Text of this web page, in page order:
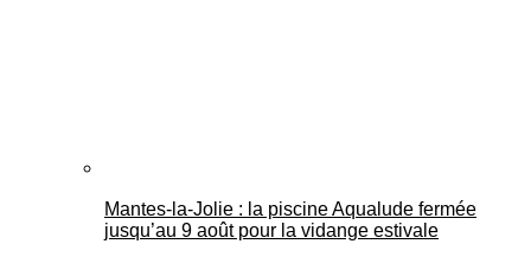
Mantes-la-Jolie : la piscine Aqualude fermée
jusqu’au 9 août pour la vidange estivale